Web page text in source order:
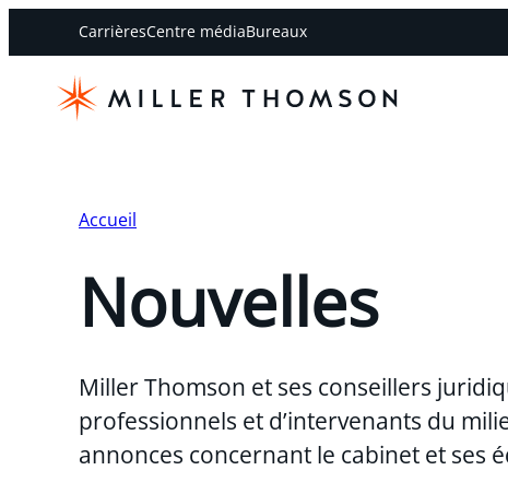
CarrièresCentre médiaBureaux
Accueil
Nouvelles
Miller Thomson et ses conseillers
professionnels et d’intervenants du
annonces concernant le cabinet et ses